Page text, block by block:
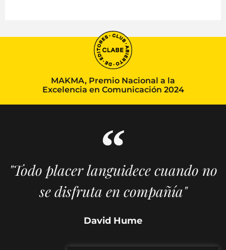
MAKMA, Premio Nacional a la
Excelencia en Comunicación 2024
"Todo placer languidece cuando no
se disfruta en compañía"
David Hume